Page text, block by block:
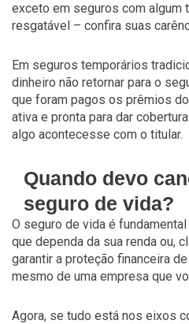
exceto em seguros com algum
resgatável – confira suas
Em seguros temporários
dinheiro não retornar para o
que foram pagos os prêmios
ativa e pronta para dar
algo acontecesse com o titular.
Quando devo
seguro de vida?
O seguro de vida é
que dependa da sua renda ou,
garantir a proteção financeira
mesmo de uma empresa que
Agora, se tudo está nos eixos